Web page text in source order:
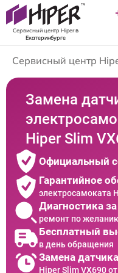
Сервисный центр Hiperв
Екатеринбурге
Сервисный центр
Замена
Hiper Slim
Официальный
Гарантийное
электросамоката
Диагностика
ремонт по
Бесплатный
в день обращения
Замена
Hiper Slim VX690